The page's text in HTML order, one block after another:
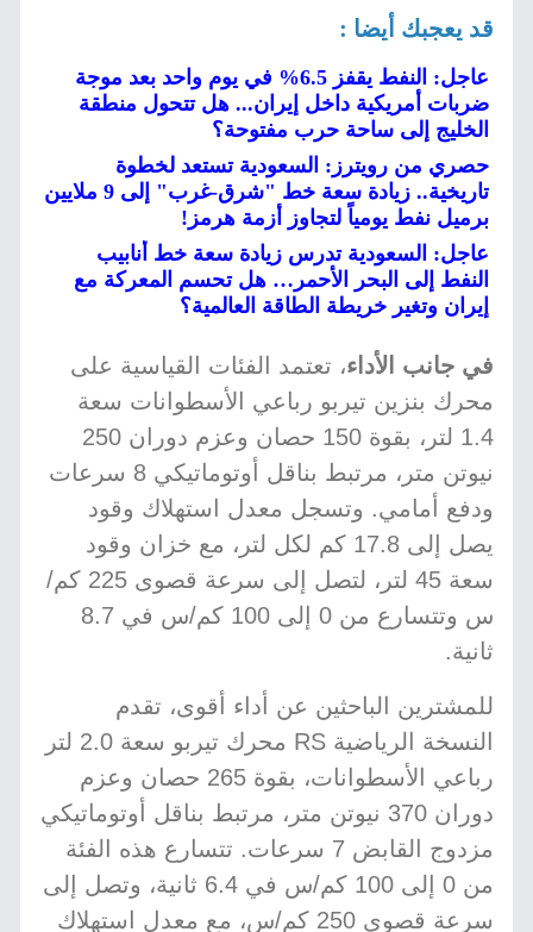
قد يعجبك أيضا :
عاجل: النفط يقفز 6.5% في يوم واحد بعد موجة
ضربات أمريكية داخل إيران... هل تتحول منطقة
الخليج إلى ساحة حرب مفتوحة؟
حصري من رويترز: السعودية تستعد لخطوة
تاريخية.. زيادة سعة خط "شرق-غرب" إلى 9 ملايين
برميل نفط يومياً لتجاوز أزمة هرمز!
عاجل: السعودية تدرس زيادة سعة خط أنابيب
النفط إلى البحر الأحمر… هل تحسم المعركة مع
إيران وتغير خريطة الطاقة العالمية؟
في جانب الأداء، تعتمد الفئات القياسية على
محرك بنزين تيربو رباعي الأسطوانات سعة
1.4 لتر، بقوة 150 حصان وعزم دوران 250
نيوتن متر، مرتبط بناقل أوتوماتيكي 8 سرعات
ودفع أمامي. وتسجل معدل استهلاك وقود
يصل إلى 17.8 كم لكل لتر، مع خزان وقود
سعة 45 لتر، لتصل إلى سرعة قصوى 225 كم/
س وتتسارع من 0 إلى 100 كم/س في 8.7
ثانية.
للمشترين الباحثين عن أداء أقوى، تقدم
النسخة الرياضية RS محرك تيربو سعة 2.0 لتر
رباعي الأسطوانات، بقوة 265 حصان وعزم
دوران 370 نيوتن متر، مرتبط بناقل أوتوماتيكي
مزدوج القابض 7 سرعات. تتسارع هذه الفئة
من 0 إلى 100 كم/س في 6.4 ثانية، وتصل إلى
سرعة قصوى 250 كم/س، مع معدل استهلاك